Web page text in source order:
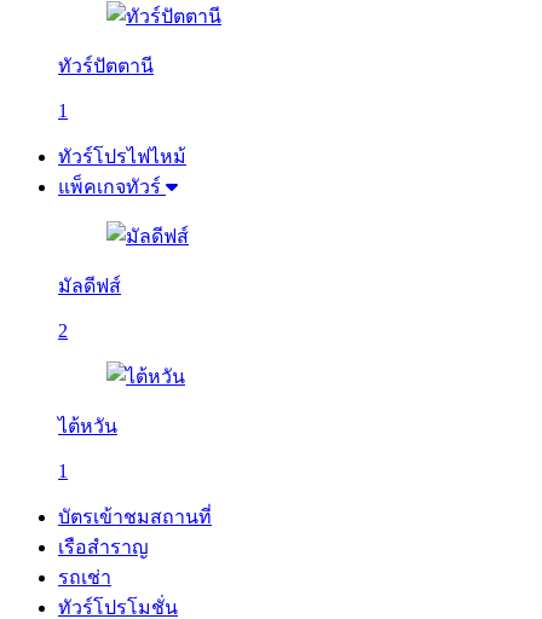
ทัวร์ปัตตานี
1
ทัวร์โปรไฟไหม้
แพ็คเกจทัวร์
มัลดีฟส์
2
ไต้หวัน
1
บัตรเข้าชมสถานที่
เรือสำราญ
รถเช่า
ทัวร์โปรโมชั่น